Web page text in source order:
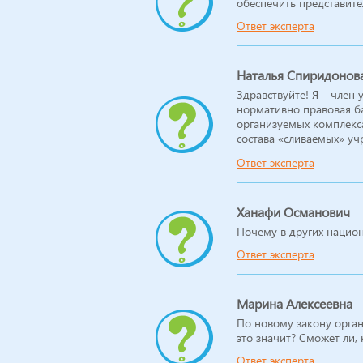
Ответ эксперта
Наталья
Здравствуйте! Я – член
нормативно правовая
организуемых
состава «сливаемых»
отсюда – небольшое
отбор, она обладает
выпускников, у нас два
списке вузов – МГУ,
из 160 учащихся 7-11
школьников). С 1
педагогов и
закалки», сильной и
комплекса, уволилась
объявлен конкурс на
один независимый
Ответ эксперта
Ханафи Османович
Почему в других
Ответ эксперта
Марина Алексеевна
По новому закону
это значит? Сможет